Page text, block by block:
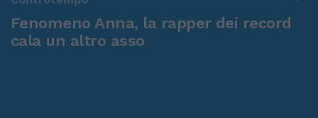
Fenomeno Anna, la rapper dei record
cala un altro asso